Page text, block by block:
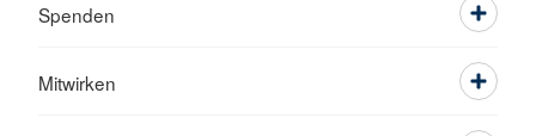
Spenden
Mitwirken